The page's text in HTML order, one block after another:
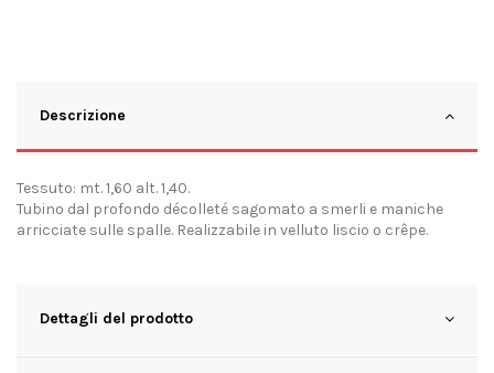
Descrizione
Tessuto: mt. 1,60 alt. 1,40.
Tubino dal profondo décolleté sagomato a smerli e maniche
arricciate sulle spalle. Realizzabile in velluto liscio o crêpe.
Dettagli del prodotto